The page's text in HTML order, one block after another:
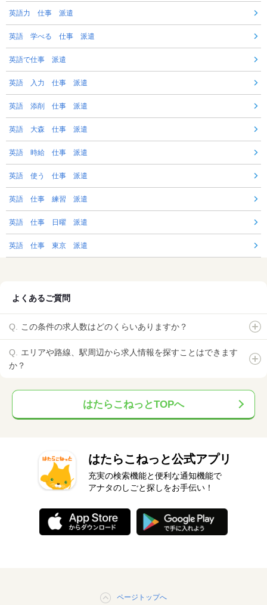
英語力 仕事 派遣
英語 学べる 仕事 派遣
英語で仕事 派遣
英語 入力 仕事 派遣
英語 添削 仕事 派遣
英語 大森 仕事 派遣
英語 時給 仕事 派遣
英語 使う 仕事 派遣
英語 仕事 練習 派遣
英語 仕事 日曜 派遣
英語 仕事 東京 派遣
よくあるご質問
この条件の求人数はどのくらいありますか？
エリアや路線、駅周辺から求人情報を探すことはできます
か？
はたらこねっとTOPへ
はたらこねっと公式アプリ
充実の検索機能と便利な通知機能で
アナタのしごと探しをお手伝い！
ページトップへ